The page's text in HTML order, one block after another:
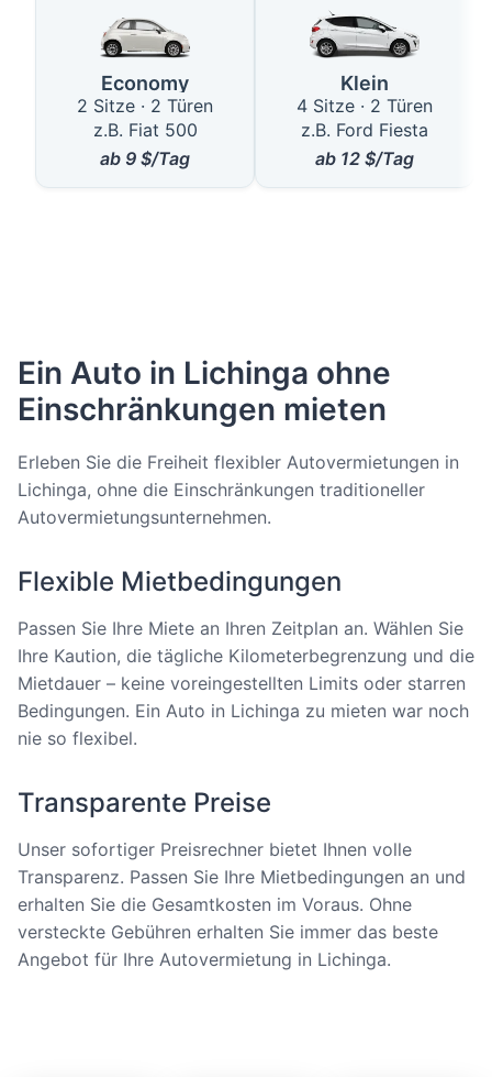
Economy
2 Sitze · 2 Türen
z.B. Fiat 500
ab 9 $/Tag
Klein
4 Sitze · 2 Türen
z.B. Ford Fiesta
ab 12 $/Tag
Ein Auto in Lichinga ohne
Einschränkungen mieten
Erleben Sie die Freiheit flexibler Autovermietungen in
Lichinga, ohne die Einschränkungen traditioneller
Autovermietungsunternehmen.
Flexible Mietbedingungen
Passen Sie Ihre Miete an Ihren Zeitplan an. Wählen Sie
Ihre Kaution, die tägliche Kilometerbegrenzung und die
Mietdauer – keine voreingestellten Limits oder starren
Bedingungen. Ein Auto in Lichinga zu mieten war noch
nie so flexibel.
Transparente Preise
Unser sofortiger Preisrechner bietet Ihnen volle
Transparenz. Passen Sie Ihre Mietbedingungen an und
erhalten Sie die Gesamtkosten im Voraus. Ohne
versteckte Gebühren erhalten Sie immer das beste
Angebot für Ihre Autovermietung in Lichinga.